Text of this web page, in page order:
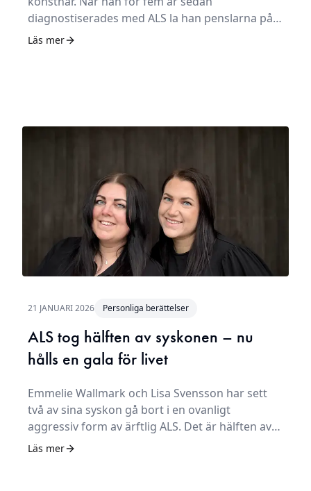
diagnostiserades med ALS la han penslarna på
hyllan. Med hjälp av sina assistenter har han,
Läs mer
21 JANUARI 2026 Personliga berättelser
ALS tog hälften av syskonen – nu
hålls en gala för livet
Emmelie Wallmark och Lisa Svensson har sett
två av sina syskon gå bort i en ovanligt
aggressiv form av ärftlig ALS. Det är hälften av
syskonskaran. Lisa och Emmelie vet inte om de
Läs mer